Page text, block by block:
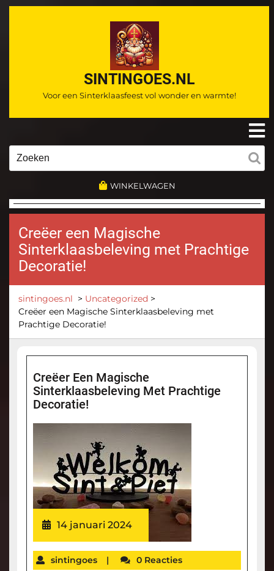
Ga
SINTINGOES.NL
Voor een Sinterklaasfeest vol wonder en warmte!
WINKELWAGEN
Creëer een Magische
Sinterklaasbeleving met Prachtige
Decoratie!
sintingoes.nl > Uncategorized >
Creëer een Magische Sinterklaasbeleving met
Prachtige Decoratie!
Creëer Een Magische
Sinterklaasbeleving Met Prachtige
Decoratie!
14 januari 2024
sintingoes | 0 Reacties